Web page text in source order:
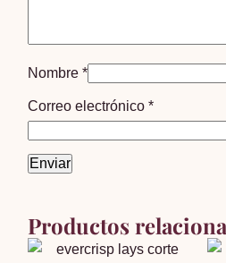
Nombre*
Correo electrónico*
Productos